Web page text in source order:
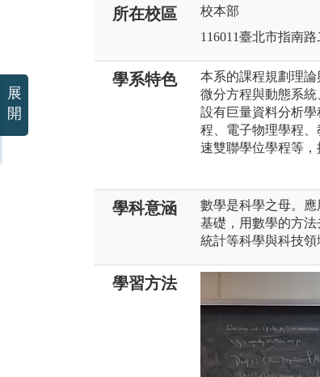
所在校區
校本部
116011臺北市指南路
學系特色
本系的課程規劃理論
微分方程與動態系
設有巨量資料分析
程、電子物理學程
速雙聯學位學程等，
學科意涵
數學是科學之母。
基礎，用數學的方法
統計等科學與科技領
學習方法
展
開